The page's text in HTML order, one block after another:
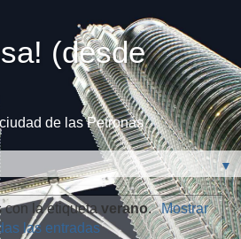
(desde
de las Petronas
▼
con la etiquetaverano. Mostrar
las entradas